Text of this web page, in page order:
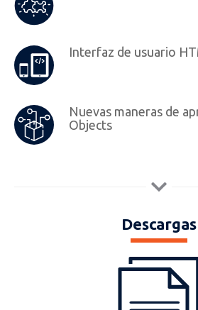
Interfaz de usuario
Nuevas maneras de
Objects
Descargas